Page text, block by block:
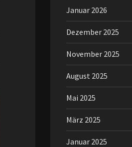
Januar 2026
Dezember 2025
November 2025
August 2025
Mai 2025
März 2025
Januar 2025